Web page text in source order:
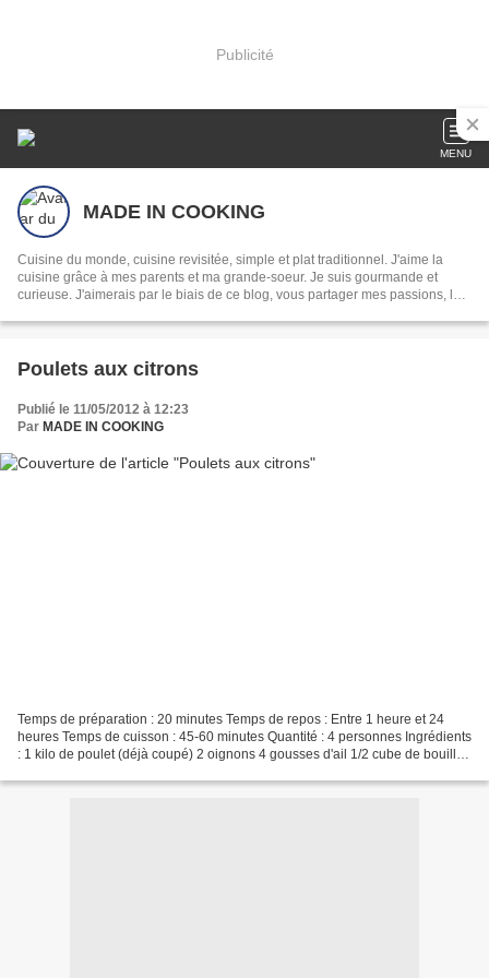
Publicité
MENU
MADE IN COOKING
Cuisine du monde, cuisine revisitée, simple et plat traditionnel. J'aime la
cuisine grâce à mes parents et ma grande-soeur. Je suis gourmande et
curieuse. J'aimerais par le biais de ce blog, vous partager mes passions, la
Poulets aux citrons
Publié le 11/05/2012 à 12:23
Par MADE IN COOKING
Temps de préparation : 20 minutes Temps de repos : Entre 1 heure et 24
heures Temps de cuisson : 45-60 minutes Quantité : 4 personnes Ingrédients
: 1 kilo de poulet (déjà coupé) 2 oignons 4 gousses d'ail 1/2 cube de bouillon